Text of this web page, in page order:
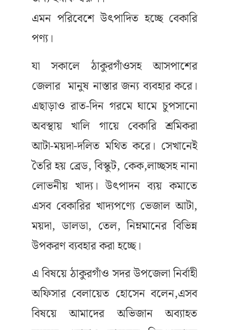
এমন পরিবেশে উৎপাদিত হচ্ছে বেকারি
পণ্য।
যা সকালে ঠাকুরগাঁওসহ আসপাশের
জেলার মানুষ নাস্তার জন্য ব্যবহার করে।
এছাড়াও রাত-দিন গরমে ঘামে চুপসানো
অবস্থায় খালি গায়ে বেকারি শ্রমিকরা
আটা-ময়দা-দলিত মথিত করে। সেখানেই
তৈরি হয় ব্রেড, বিস্কুট, কেক,লাচ্ছসহ নানা
লোভনীয় খাদ্য। উৎপাদন ব্যয় কমাতে
এসব বেকারির খাদ্যপণ্যে ভেজাল আটা,
ময়দা, ডালডা, তেল, নিম্নমানের বিভিন্ন
উপকরণ ব্যবহার করা হচ্ছে।
এ বিষয়ে ঠাকুরগাঁও সদর উপজেলা নির্বাহী
অফিসার বেলায়েত হোসেন বলেন,এসব
বিষয়ে আমাদের অভিজান অব্যাহত